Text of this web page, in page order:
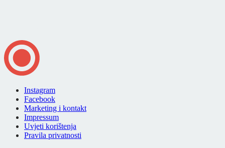
Instagram
Facebook
Marketing i kontakt
Impressum
Uvjeti korištenja
Pravila privatnosti